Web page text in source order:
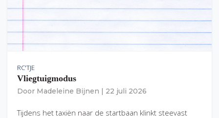
RC'TJE
Vliegtuigmodus
Door Madeleine Bijnen 22 juli 2026
Tijdens het taxiën naar de startbaan klinkt steevast